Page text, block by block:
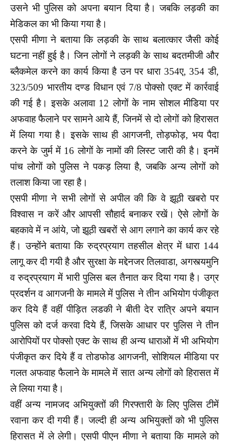
उसने भी पुलिस को अपना बयान दिया है। जबकि लड़की का
मेडिकल का भी किया गया है।
एसपी मीणा ने बताया कि लड़की के साथ बलात्कार जैसी कोई
घटना नहीं हुई है। जिन लोगों ने लड़की के साथ बदतमीजी और
ब्लैकमेल करने का कार्य किया है उन पर धारा 354ए, 354 डी,
323/509 भारतीय दण्ड विधान एवं 7/8 पोक्सो एक्ट में कार्रवाई
की गई है। इसके अलावा 12 लोगों के नाम सोशल मीडिया पर
अफवाह फैलाने पर सामने आये हैं, जिनमें से दो लोगों को हिरासत
में लिया गया है। इसके साथ ही आगजनी, तोड़फोड़, भय पैदा
करने के जुर्म में 16 लोगों के नामों की लिस्ट जारी की है। इनमें
पांच लोगों को पुलिस ने पकड़ लिया है, जबकि अन्य लोगों को
तलाश किया जा रहा है।
एसपी मीणा ने सभी लोगों से अपील की कि वे झूठी खबरो पर
विश्वास न करें और आपसी सौहार्द बनाकर रखें। ऐसे लोगों के
बहकावे में न आंये, जो झूठी खबरों से आग लगाने का कार्य कर रहे
हैं। उन्होंने बताया कि रुद्रप्रयाग तहसील क्षेत्र में धारा 144
लागू कर दी गयी है और सुरक्षा के मद्देनजर तिलवाडा, अगस्त्यमुनि
व रुद्रप्रयाग में भारी पुलिस बल तैनात कर दिया गया है। उग्र
प्रदर्शन व आगजनी के मामले में पुलिस ने तीन अभियोग पंजीकृत
कर दिये हैं वहीं पीड़ित लडकी ने बीती देर रात्रि अपने बयान
पुलिस को दर्ज करवा दिये हैं, जिसके आधार पर पुलिस ने तीन
आरोपियों पर पोक्सो एक्ट के साथ ही अन्य धाराओं में भी अभियोग
पंजीकृत कर दिये हैं व तोडफोड आगजनी, सोशियल मीडिया पर
गलत अफवाह फैलाने के मामले में सात अन्य लोगों को हिरासत में
ले लिया गया है।
वहीं अन्य नामजद अभियुक्तों की गिरफ्तारी के लिए पुलिस टीमें
रवाना कर दी गयी हैं। जल्दी ही अन्य अभियुक्तों को भी पुलिस
हिरासत में ले लेगी। एसपी पीएन मीणा ने बताया कि मामले को